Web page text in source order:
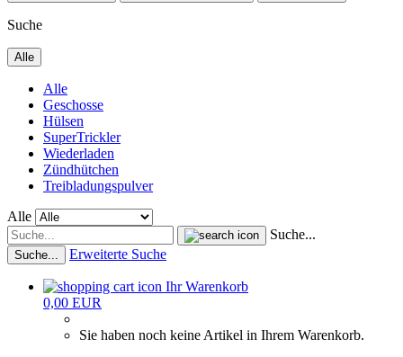
Suche
Alle
Alle
Geschosse
Hülsen
SuperTrickler
Wiederladen
Zündhütchen
Treibladungspulver
Alle
Suche...
Suche... Erweiterte Suche
Ihr Warenkorb
0,00 EUR
Sie haben noch keine Artikel in Ihrem Warenkorb.